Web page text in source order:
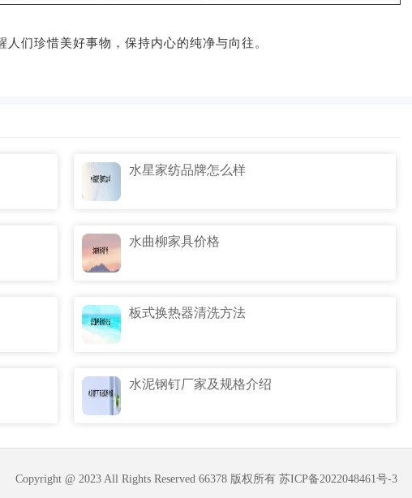
们珍惜美好事物，保持内心的纯净与向往。
水星家纺品牌怎么样
水曲柳家具价格
板式换热器清洗方法
水泥钢钉厂家及规格介绍
Copyright @ 2023 All Rights Reserved 66378 版权所有 苏ICP备2022048461号-3